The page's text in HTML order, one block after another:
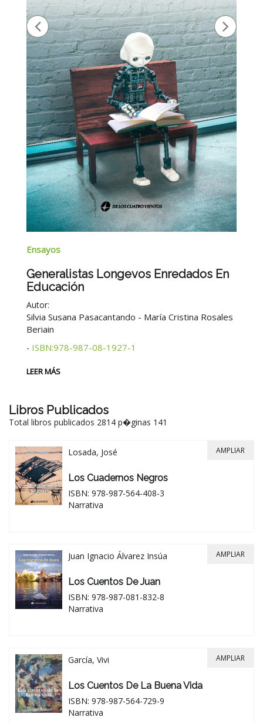
Ensayos
Generalistas Longevos Enredados En
Educación
Autor:
Silvia Susana Pasacantando - María Cristina Rosales
Beriain
- ISBN:978-987-08-1927-1
LEER MÁS
Libros Publicados
Total libros publicados 2814 p�ginas 141
Losada, José
Los Cuadernos Negros
ISBN: 978-987-564-408-3
Narrativa
AMPLIAR
Juan Ignacio Álvarez Insúa
Los Cuentos De Juan
ISBN: 978-987-081-832-8
Narrativa
AMPLIAR
García, Vivi
Los Cuentos De La Buena Vida
ISBN: 978-987-564-729-9
Narrativa
AMPLIAR